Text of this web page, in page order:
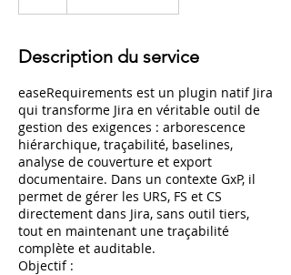
Description du service
easeRequirements est un plugin natif Jira
qui transforme Jira en véritable outil de
gestion des exigences : arborescence
hiérarchique, traçabilité, baselines,
analyse de couverture et export
documentaire. Dans un contexte GxP, il
permet de gérer les URS, FS et CS
directement dans Jira, sans outil tiers,
tout en maintenant une traçabilité
complète et auditable.
Objectif :